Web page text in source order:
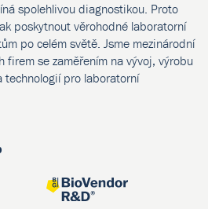
spolehlivou diagnostikou. Proto
poskytnout věrohodné laboratorní
po celém světě. Jsme mezinárodní
firem se zaměřením na vývoj, výrobu
pro laboratorní